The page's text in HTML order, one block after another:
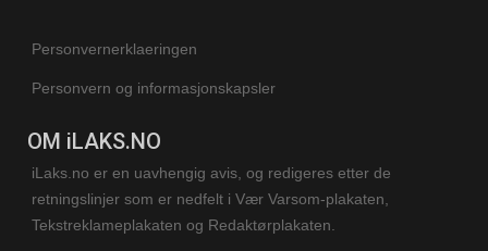
Personvernerklaeringen
Personvern og informasjonskapsler
OM iLAKS.NO
iLaks.no er en uavhengig avis, og redigeres etter de
retningslinjer som er nedfelt i Vær Varsom-plakaten,
Tekstreklameplakaten og Redaktørplakaten.